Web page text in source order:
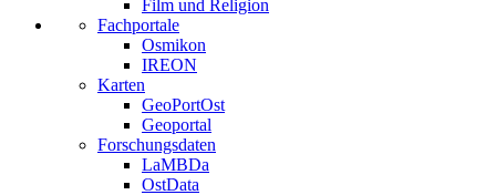
Film und Religion
Fachportale
Osmikon
IREON
Karten
GeoPortOst
Geoportal
Forschungsdaten
LaMBDa
OstData